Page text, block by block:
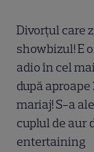
Divorțul care
showbizul! E
adio în cel
după aproape
mariaj! S-a
cuplul de aur
entertaining